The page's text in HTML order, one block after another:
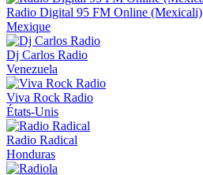
Radio Digital 95 FM Online (Mexicali)
Mexique
Dj Carlos Radio
Venezuela
Viva Rock Radio
États-Unis
Radio Radical
Honduras